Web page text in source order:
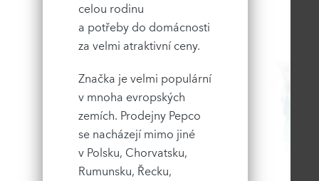
celou rodinu
a potřeby do domácnosti
za velmi atraktivní ceny.
Značka je velmi populární
v mnoha evropských
zemích. Prodejny Pepco
se nacházejí mimo jiné
v Polsku, Chorvatsku,
Rumunsku, Řecku,